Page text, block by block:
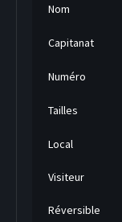
Nom
Capitanat
Numéro
Tailles
Local
Visiteur
Réversible